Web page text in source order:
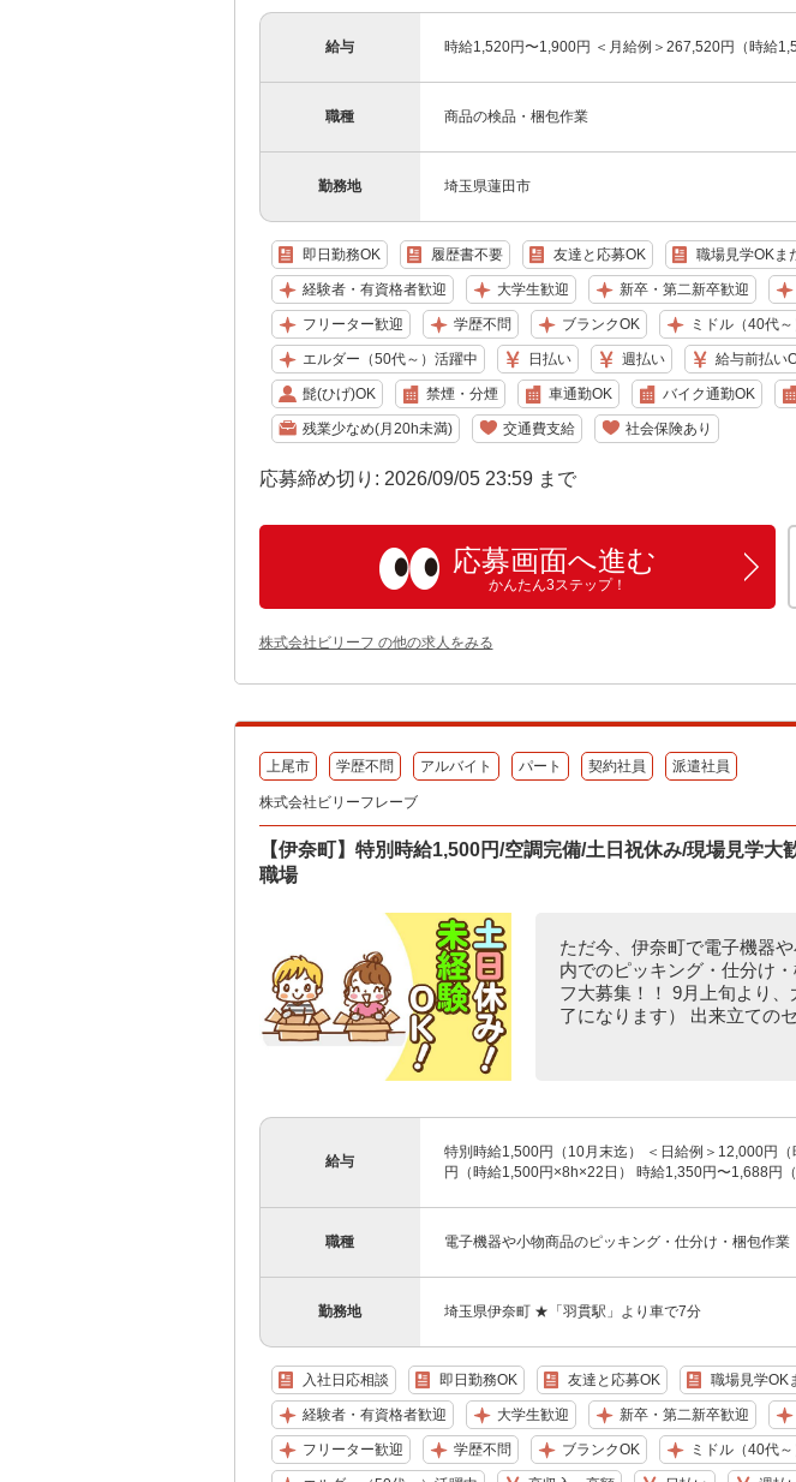
給与 時給1,520円〜1,900円 ＜月給例＞267,520円（時給
職種 商品の検品・梱包作業
勤務地 埼玉県蓮田市
即日勤務OK 履歴書不要 友達と応募OK 職場見学OKま
経験者・有資格者歓迎 大学生歓迎 新卒・第二新卒歓迎
フリーター歓迎 学歴不問 ブランクOK ミドル（40代
エルダー（50代～）活躍中 日払い 週払い 給与前払い
髭(ひげ)OK 禁煙・分煙 車通勤OK バイク通勤OK
残業少なめ(月20h未満) 交通費支給 社会保険あり
応募締め切り: 2026/09/05 23:59 まで
応募画面へ進む
かんたん3ステップ！
株式会社ビリーフ の他の求人をみる
上尾市 学歴不問 アルバイト パート 契約社員 派遣社員
株式会社ビリーフレーブ
【伊奈町】特別時給1,500円/空調完備/土日祝休み/現場見学大
職場
ただ今、伊奈町で電子機器
内でのピッキング・仕分け
フ大募集！！ 9月上旬より
了になります） 出来立ての
給与
特別時給1,500円（10月末迄） ＜日給例＞12,000円
円（時給1,500円×8h×22日） 時給1,350円〜1,688円
職種 電子機器や小物商品のピッキング・仕分け・梱包作業
勤務地 埼玉県伊奈町 ★「羽貫駅」より車で7分
入社日応相談 即日勤務OK 友達と応募OK 職場見学OK
経験者・有資格者歓迎 大学生歓迎 新卒・第二新卒歓迎
フリーター歓迎 学歴不問 ブランクOK ミドル（40代